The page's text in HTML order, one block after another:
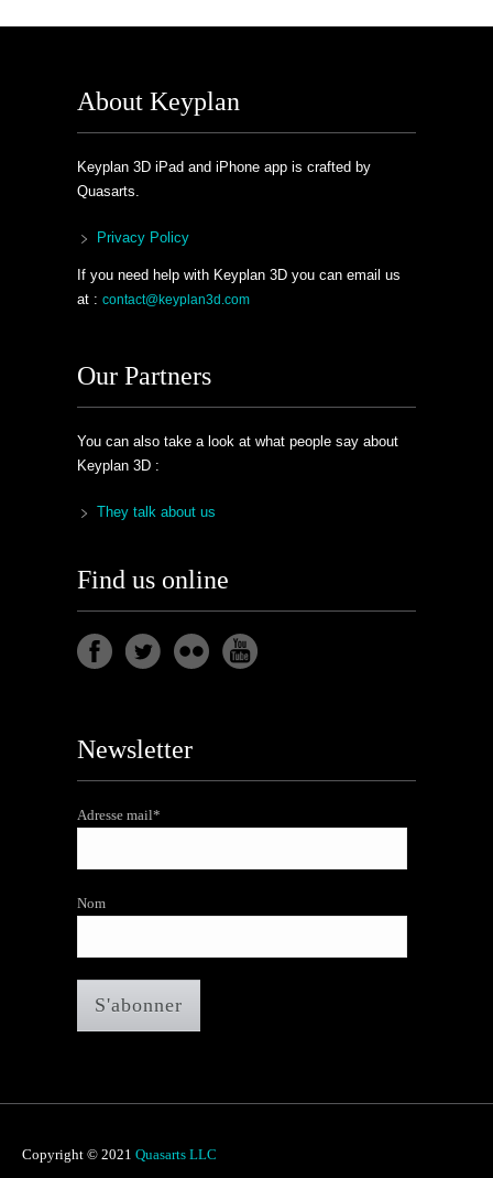
About Keyplan
Keyplan 3D iPad and iPhone app is crafted by
Quasarts.
Privacy Policy
If you need help with Keyplan 3D you can email us
at : contact@keyplan3d.com
Our Partners
You can also take a look at what people say about
Keyplan 3D :
They talk about us
Find us online
Newsletter
Adresse mail*
Nom
Copyright © 2021 Quasarts LLC